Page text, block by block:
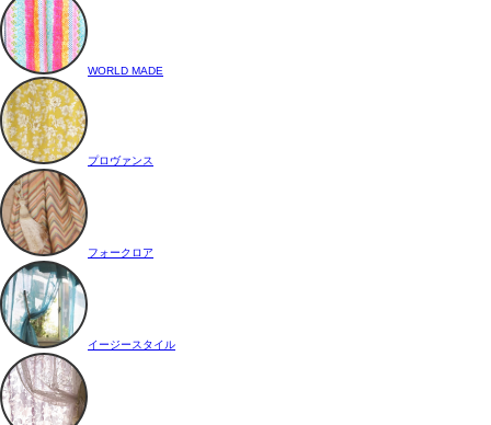
WORLD MADE
プロヴァンス
フォークロア
イージースタイル